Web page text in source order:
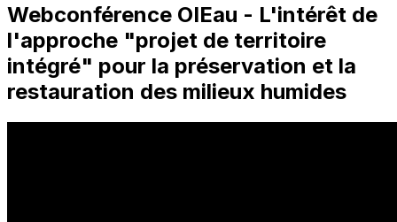
Webconférence OIEau - L'intérêt de
l'approche "projet de territoire
intégré" pour la préservation et la
restauration des milieux humides